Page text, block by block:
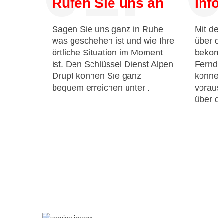
Rufen Sie uns an
Sagen Sie uns ganz in Ruhe
was geschehen ist und wie Ihre
örtliche Situation im Moment
ist. Den Schlüssel Dienst Alpen
Drüpt können Sie ganz
bequem erreichen unter .
Mit
über
über